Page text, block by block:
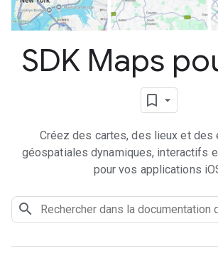
SDK Maps
Créez des cartes, des lieux et des
géospatiales dynamiques, interactifs
pour vos applications